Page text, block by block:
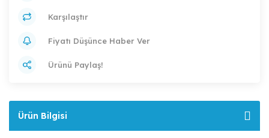
Karşılaştır
Fiyatı Düşünce Haber Ver
Ürünü Paylaş!
Ürün Bilgisi